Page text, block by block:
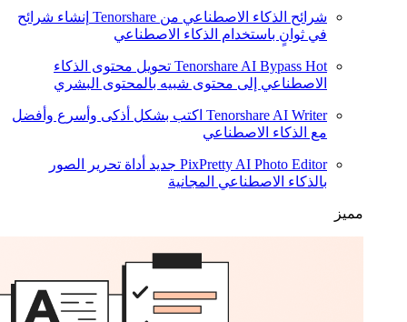
شرائح الذكاء الاصطناعي من Tenorshare
إنشاء شرائح
في ثوانٍ باستخدام الذكاء الاصطناعي
Tenorshare AI Bypass Hot
تحويل محتوى الذكاء
الاصطناعي إلى محتوى شبيه بالمحتوى البشري
Tenorshare AI Writer اكتب بشكل أذكى وأسرع وأفضل
مع الذكاء الاصطناعي
PixPretty AI Photo Editor جديد أداة تحرير الصور
بالذكاء الاصطناعي المجانية
مميز